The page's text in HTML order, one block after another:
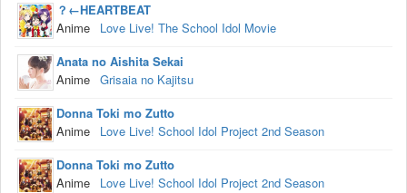
？←HEARTBEAT
Anime
Love Live! The School Idol Movie
Anata no Aishita Sekai
Anime Grisaia no Kajitsu
Donna Toki mo Zutto
Anime
Love Live! School Idol Project 2nd Season
Donna Toki mo Zutto
Anime
Love Live! School Idol Project 2nd Season